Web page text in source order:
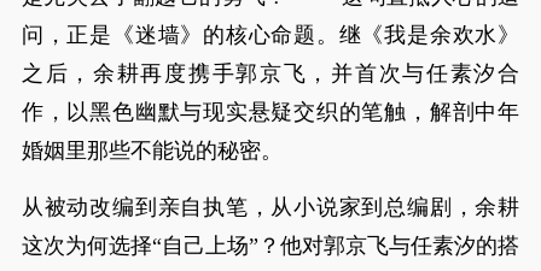
问，正是《迷墙》的核心命题。继《我是余欢水》
之后，余耕再度携手郭京飞，并首次与任素汐合
作，以黑色幽默与现实悬疑交织的笔触，解剖中年
婚姻里那些不能说的秘密。
从被动改编到亲自执笔，从小说家到总编剧，余耕
这次为何选择“自己上场”？他对郭京飞与任素汐的搭